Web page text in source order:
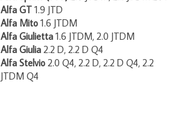
Alfa GT 1.9 JTD
Alfa Mito 1.6 JTDM
Alfa Giulietta 1.6 JTDM, 2.0 JTDM
Alfa Giulia 2.2 D, 2.2 D Q4
Alfa Stelvio 2.0 Q4, 2.2 D, 2.2 D Q4, 2.2
JTDM Q4